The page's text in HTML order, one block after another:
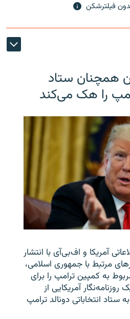
فیلترشکن
همچنان ستاد
را هک می‌کند
آمریکا و اف‌بی‌آی با انتشار
مرتبط با جمهوری اسلامی،
به کمپین ترامپ را برای
روزنامه‌نگار آمریکایی از
ستاد انتخاباتی دونالد ترامپ